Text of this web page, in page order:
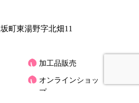
町東湯野字北畑11
加工品販売
オンラインショッ
プ